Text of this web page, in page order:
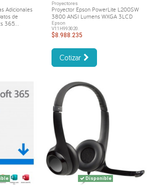
Adicionales
de
365...
Proyectores
Proyector Epson PowerLite L200SW
3800 ANSI Lumens WXGA 3LCD
Epson
V11H993020.
$8.988.235
Cotizar
Disponible